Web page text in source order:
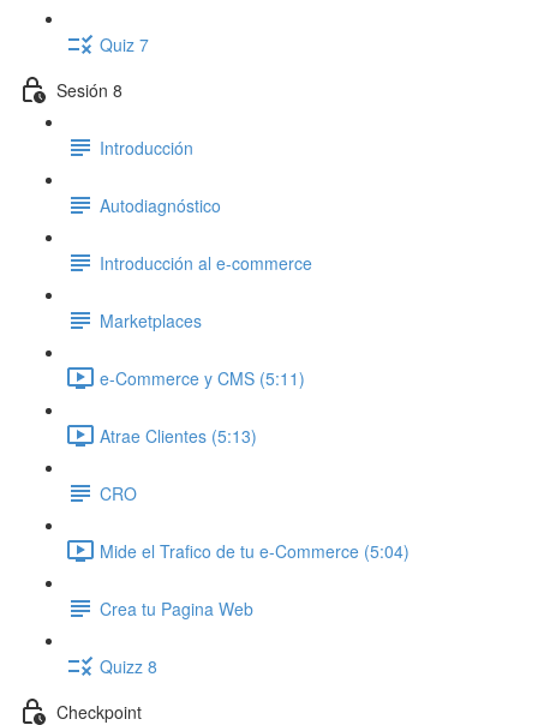
Quiz 7
Sesión 8
Introducción
Autodiagnóstico
Introducción al e-commerce
Marketplaces
e-Commerce y CMS (5:11)
Atrae Clientes (5:13)
CRO
Mide el Trafico de tu e-Commerce (5:04)
Crea tu Pagina Web
Quizz 8
Checkpoint